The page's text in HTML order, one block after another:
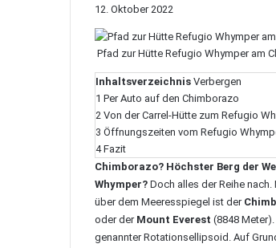
12. Oktober 2022
Pfad zur Hütte Refugio Whymper am
Inhaltsverzeichnis Verbergen
1 Per Auto auf den Chimborazo
2 Von der Carrel-Hütte zum Refugio
3 Öffnungszeiten vom Refugio
4 Fazit
Chimborazo? Höchster Berg der
Whymper? Doch alles der Reihe nach.
über dem Meeresspiegel ist der
oder der Mount Everest (8848
genannterRotationsellipsoid . Auf